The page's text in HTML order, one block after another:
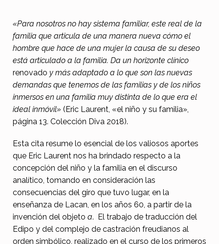
L
o
r
e
a
l
d
l
a
f
a
m
i
«Para nosotros no hay sistema familiar, este real de la
familia que articula de una manera nueva cómo el
hombre que hace de una mujer la causa de su deseo
está articulado a la familia. Da un horizonte clínico
renovado y más adaptado a lo que son las nuevas
demandas que tenemos de las familias y de los niños
inmersos en una familia muy distinta de lo que era el
ideal inmóvil» (Eric Laurent, «el niño y su familia»,
página 13. Colección Diva 2018).
Esta cita resume lo esencial de los valiosos aportes
que Eric Laurent nos ha brindado respecto a la
concepción del niño y la familia en el discurso
analítico, tomando en consideración las
consecuencias del giro que tuvo lugar, en la
enseñanza de Lacan, en los años 60, a partir de la
invención del objeto a. El trabajo de traducción del
Edipo y del complejo de castración freudianos al
orden simbólico, realizado en el curso de los primeros